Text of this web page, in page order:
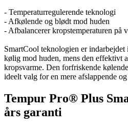
- Temperaturregulerende teknologi
- Afkølende og blødt mod huden
- Afbalancerer kropstemperaturen på
SmartCool teknologien er
kølig mod huden, mens den effektivt
kropsvarme. Den forfriskende
ideelt valg for en mere afslappende
Tempur Pro® Plus
års garanti